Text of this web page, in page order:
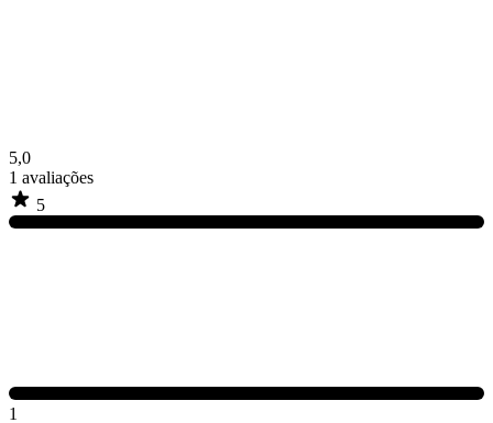
5,0
1 avaliações
5
1